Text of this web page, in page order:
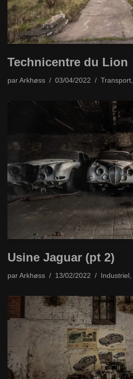
Technicentre du Lion
par Arkhøss 03/04/2022 Transport
Usine Jaguar (pt 2)
par Arkhøss 13/02/2022 Industriel ,